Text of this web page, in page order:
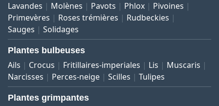
Lavandes
Molènes Pavots Phlox
Pivoines
Primevères
Roses trémières
Rudbeckies
Sauges
Solidages
Plantes bulbeuses
Ails Crocus Fritillaires-imperiales Lis
Muscaris
Narcisses
Perces-neige Scilles Tulipes
Plantes grimpantes